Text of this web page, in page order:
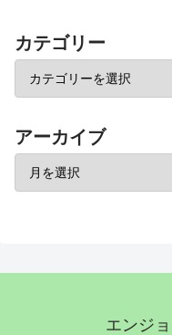
カテゴリー
アーカイブ
エンジ